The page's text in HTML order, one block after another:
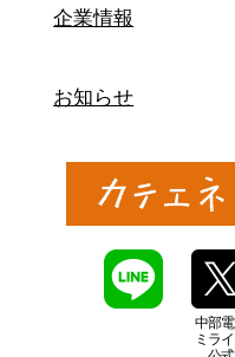
企業情報
お知らせ
中部
ミラ